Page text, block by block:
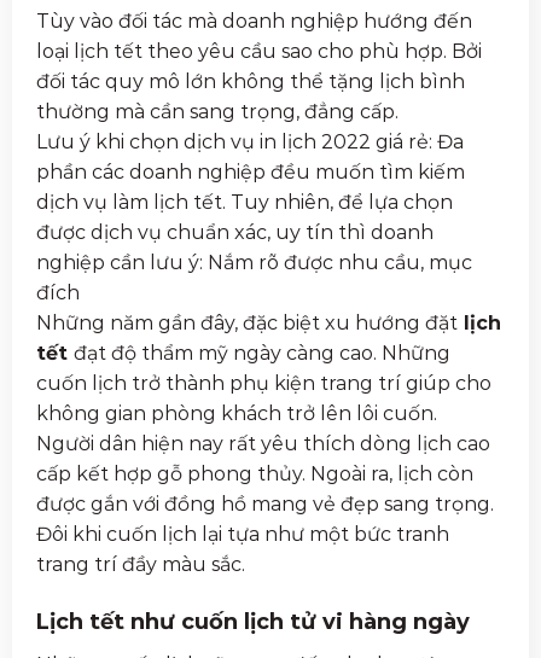
Tùy vào đối tác mà doanh nghiệp hướng đến
loại lịch tết theo yêu cầu sao cho phù hợp. Bởi
đối tác quy mô lớn không thể tặng lịch bình
thường mà cần sang trọng, đẳng cấp.
Lưu ý khi chọn dịch vụ in lịch 2022 giá rẻ: Đa
phần các doanh nghiệp đều muốn tìm kiếm
dịch vụ làm lịch tết. Tuy nhiên, để lựa chọn
được dịch vụ chuẩn xác, uy tín thì doanh
nghiệp cần lưu ý: Nắm rõ được nhu cầu, mục
đích
Những năm gần đây, đặc biệt xu hướng đặt lịch
tết đạt độ thẩm mỹ ngày càng cao. Những
cuốn lịch trở thành phụ kiện trang trí giúp cho
không gian phòng khách trở lên lôi cuốn.
Người dân hiện nay rất yêu thích dòng lịch cao
cấp kết hợp gỗ phong thủy. Ngoài ra, lịch còn
được gắn với đồng hồ mang vẻ đẹp sang trọng.
Đôi khi cuốn lịch lại tựa như một bức tranh
trang trí đầy màu sắc.
Lịch tết như cuốn lịch tử vi hàng ngày